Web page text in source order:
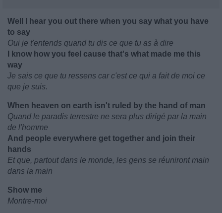
Well I hear you out there when you say what you have
to say
Oui je t'entends quand tu dis ce que tu as à dire
I know how you feel cause that's what made me this
way
Je sais ce que tu ressens car c'est ce qui a fait de moi ce
que je suis.
When heaven on earth isn't ruled by the hand of man
Quand le paradis terrestre ne sera plus dirigé par la main
de l'homme
And people everywhere get together and join their
hands
Et que, partout dans le monde, les gens se réuniront main
dans la main
Show me
Montre-moi